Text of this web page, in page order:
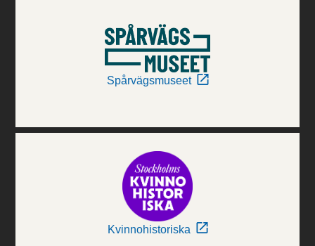
Spårvägsmuseet
Kvinnohistoriska